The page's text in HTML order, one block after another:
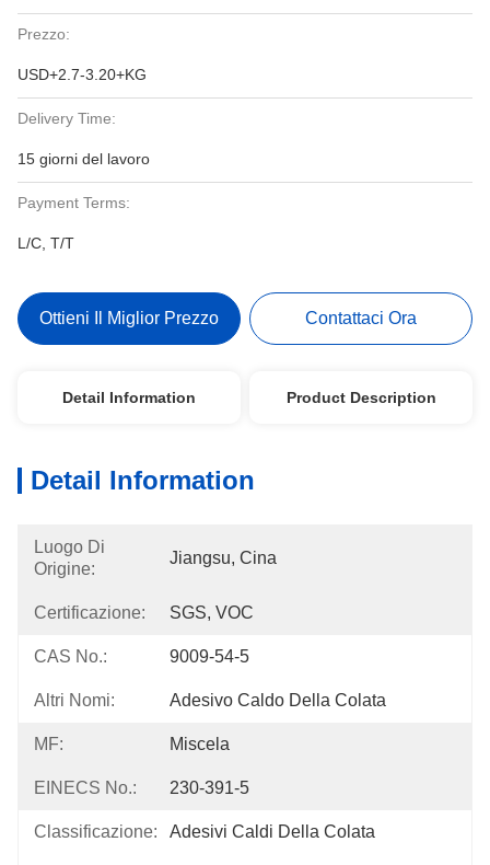
Prezzo:
USD+2.7-3.20+KG
Delivery Time:
15 giorni del lavoro
Payment Terms:
L/C, T/T
Ottieni Il Miglior Prezzo Contattaci Ora
Detail Information Product Description
Detail Information
Luogo Di
Origine:
Jiangsu, Cina
Certificazione: SGS, VOC
CAS No.: 9009-54-5
Altri Nomi: Adesivo Caldo Della Colata
MF: Miscela
EINECS No.: 230-391-5
Classificazione: Adesivi Caldi Della Colata